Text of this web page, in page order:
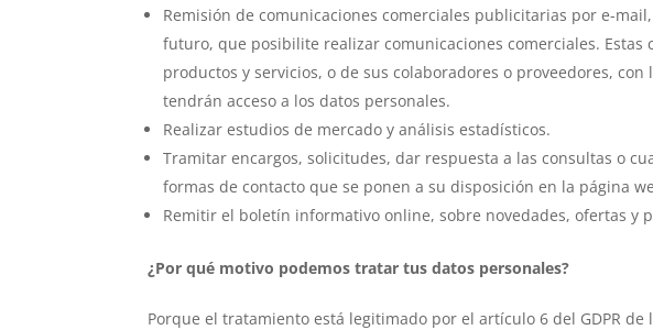
Remisión de comunicaciones comerciales publicitarias por e-
futuro, que posibilite realizar comunicaciones comerciales. Estas
productos y servicios, o de sus colaboradores o proveedores,
tendrán acceso a los datos personales.
Realizar estudios de mercado y análisis estadísticos.
Tramitar encargos, solicitudes, dar respuesta a las consultas o
formas de contacto que se ponen a su disposición en la página
Remitir el boletín informativo online, sobre novedades, ofertas y
¿Por qué motivo podemos tratar tus datos personales?
Porque el tratamiento está legitimado por el artículo 6 del GDPR de